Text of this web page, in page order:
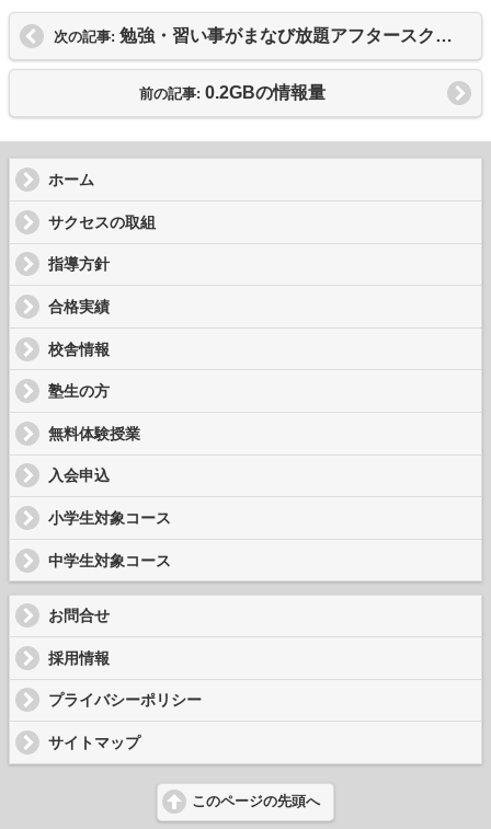
次の記事: 勉強・習い事がまなび放題アフタースクール！附小受験科前期・後期受験対策もお申込み受付中！
前の記事: 0.2GBの情報量
ホーム
サクセスの取組
指導方針
合格実績
校舎情報
塾生の方
無料体験授業
入会申込
小学生対象コース
中学生対象コース
お問合せ
採用情報
プライバシーポリシー
サイトマップ
このページの先頭へ